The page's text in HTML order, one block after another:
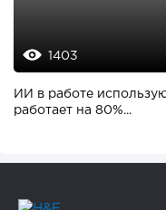
1403
ИИ в работе
работает на 80%...